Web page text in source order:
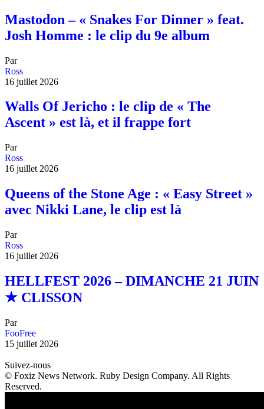
Mastodon – « Snakes For Dinner » feat.
Josh Homme : le clip du 9e album
Par
Ross
16 juillet 2026
Walls Of Jericho : le clip de « The
Ascent » est là, et il frappe fort
Par
Ross
16 juillet 2026
Queens of the Stone Age : « Easy Street »
avec Nikki Lane, le clip est là
Par
Ross
16 juillet 2026
HELLFEST 2026 – DIMANCHE 21 JUIN
★ CLISSON
Par
FooFree
15 juillet 2026
Suivez-nous
© Foxiz News Network. Ruby Design Company. All Rights
Reserved.